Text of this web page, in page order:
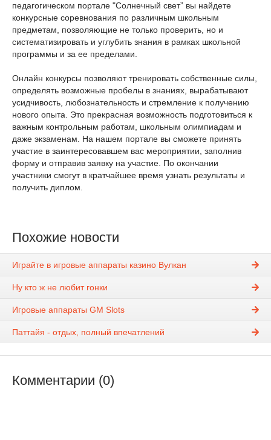
педагогическом портале "Солнечный свет” вы найдете
конкурсные соревнования по различным школьным
предметам, позволяющие не только проверить, но и
систематизировать и углубить знания в рамках школьной
программы и за ее пределами.
Онлайн конкурсы позволяют тренировать собственные силы,
определять возможные пробелы в знаниях, вырабатывают
усидчивость, любознательность и стремление к получению
нового опыта. Это прекрасная возможность подготовиться к
важным контрольным работам, школьным олимпиадам и
даже экзаменам. На нашем портале вы сможете принять
участие в заинтересовавшем вас мероприятии, заполнив
форму и отправив заявку на участие. По окончании
участники смогут в кратчайшее время узнать результаты и
получить диплом.
Похожие новости
Играйте в игровые аппараты казино Вулкан
Ну кто ж не любит гонки
Игровые аппараты GM Slots
Паттайя - отдых, полный впечатлений
Комментарии (0)